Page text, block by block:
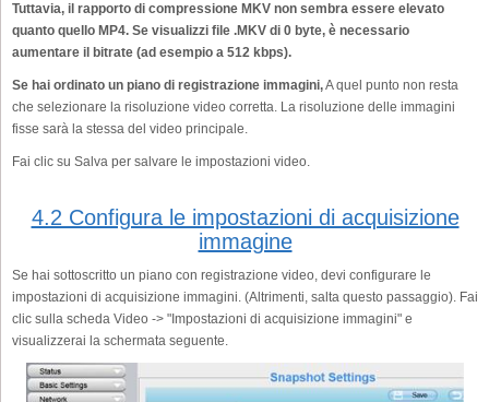
Tuttavia, il rapporto di compressione MKV non sembra essere elevato
quanto quello MP4. Se visualizzi file .MKV di 0 byte, è necessario
aumentare il bitrate (ad esempio a 512 kbps).
Se hai ordinato un piano di registrazione immagini,A quel punto non resta
che selezionare la risoluzione video corretta. La risoluzione delle immagini
fisse sarà la stessa del video principale.
Fai clic su Salva per salvare le impostazioni video.
4.2 Configura le impostazioni di acquisizione
immagine
Se hai sottoscritto un piano con registrazione video, devi configurare le
impostazioni di acquisizione immagini. (Altrimenti, salta questo passaggio). Fai
clic sulla scheda Video -> "Impostazioni di acquisizione immagini" e
visualizzerai la schermata seguente.